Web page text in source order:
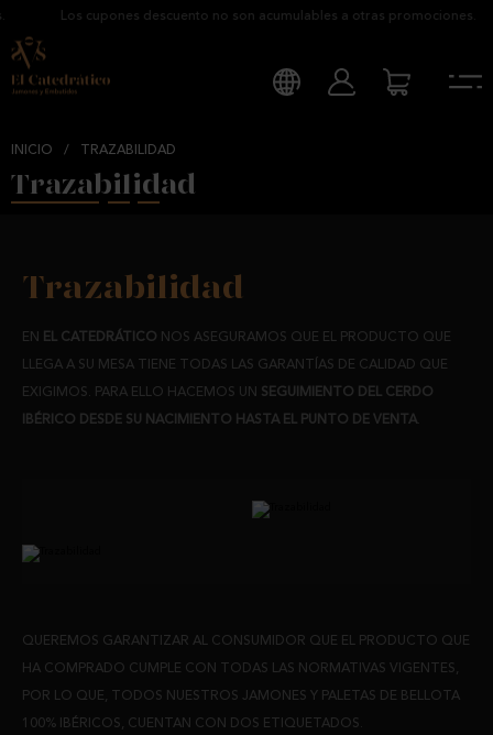
Los cupones descuento no son acumulables a otras promociones.
INICIO / TRAZABILIDAD
Trazabilidad
Trazabilidad
EN EL CATEDRÁTICO NOS ASEGURAMOS QUE EL PRODUCTO QUE
LLEGA A SU MESA TIENE TODAS LAS GARANTÍAS DE CALIDAD QUE
EXIGIMOS. PARA ELLO HACEMOS UN SEGUIMIENTO DEL CERDO
IBÉRICO DESDE SU NACIMIENTO HASTA EL PUNTO DE VENTA.
QUEREMOS GARANTIZAR AL CONSUMIDOR QUE EL PRODUCTO QUE
HA COMPRADO CUMPLE CON TODAS LAS NORMATIVAS VIGENTES,
POR LO QUE, TODOS NUESTROS JAMONES Y PALETAS DE BELLOTA
100% IBÉRICOS, CUENTAN CON DOS ETIQUETADOS.